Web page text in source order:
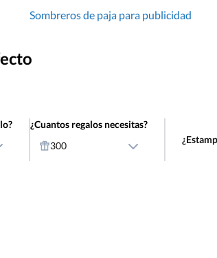
Sombreros de paja para publicidad
¿Cuantos regalos necesitas?
300